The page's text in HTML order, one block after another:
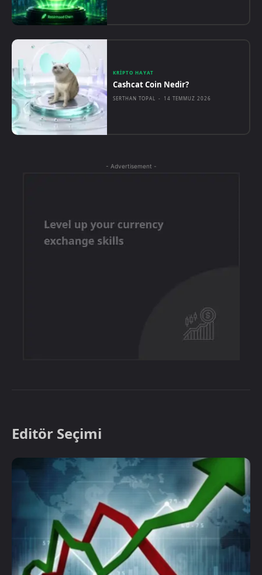
KRIPTO HAYAT
Cashcat Coin Nedir?
SERTHAN TOPAL - 14 TEMMUZ 2026
- Advertisement -
Editör Seçimi